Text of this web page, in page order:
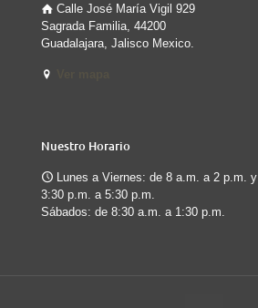
Calle José María Vigil 929
Sagrada Familia, 44200
Guadalajara, Jalisco Mexico.
Nuestro Horario
Lunes a Viernes: de 8 a.m. a 2 p.m. y
3:30 p.m. a 5:30 p.m.
Sábados: de 8:30 a.m. a 1:30 p.m.